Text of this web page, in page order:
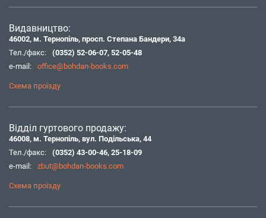
Видавництво:
46002, м. Тернопіль, просп. Степана Бандери, 34а
Тел./факс:
(0352) 52-06-07, 52-05-48
e-mail:
office@bohdan-books.com
Схема проїзду
Відділ гуртового продажу:
46008, м. Тернопіль, вул. Подільська, 44
Тел./факс:
(0352) 43-00-46, 25-18-09
e-mail:
zbut@bohdan-books.com
Схема проїзду